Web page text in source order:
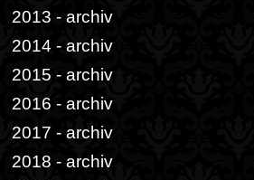
2013 - archiv
2014 - archiv
2015 - archiv
2016 - archiv
2017 - archiv
2018 - archiv